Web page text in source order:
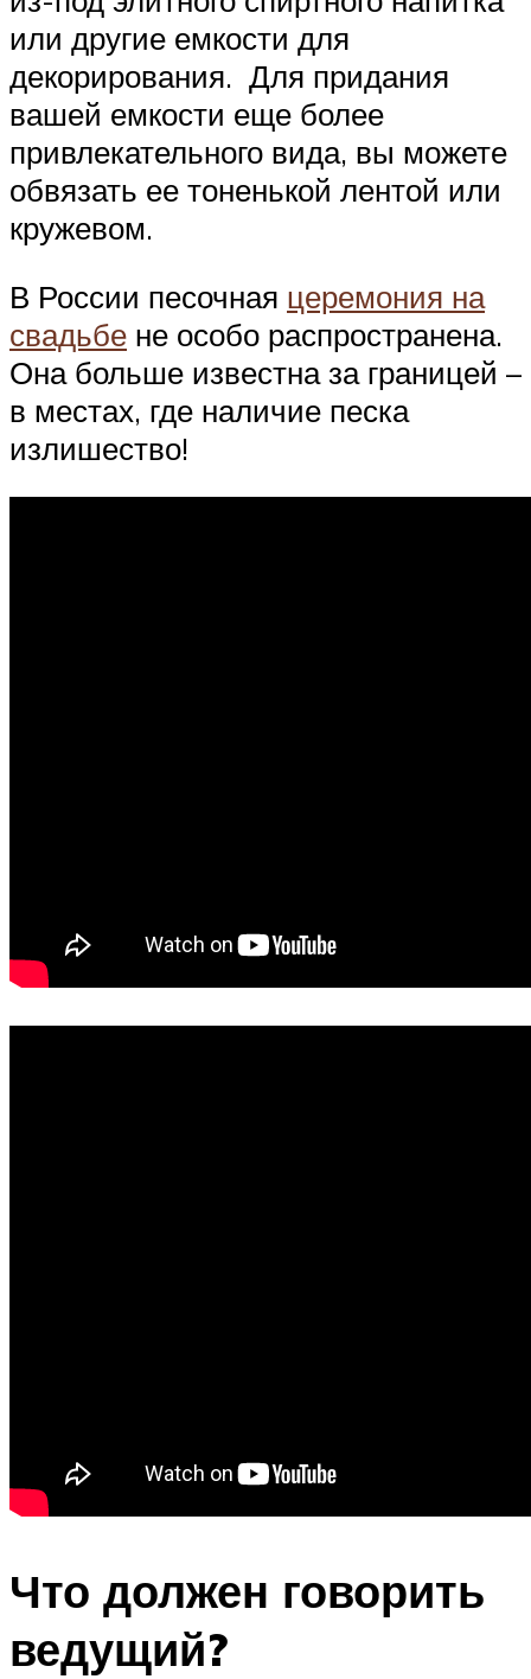
или другие емкости для
декорирования. Для придания
вашей емкости еще более
привлекательного вида, вы можете
обвязать ее тоненькой лентой или
кружевом.
В России песочная церемония на
свадьбе не особо распространена.
Она больше известна за границей –
в местах, где наличие песка
излишество!
Что должен говорить
ведущий?